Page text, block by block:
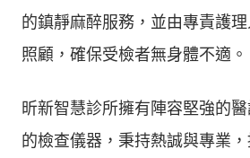
的鎮靜麻醉服務，並由專責護
照顧，確保受檢者無身體不適。
昕新智慧診所擁有陣容堅強的
的檢查儀器，秉持熱誠與專業